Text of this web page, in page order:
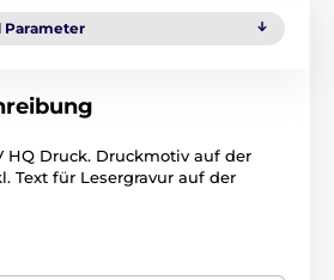
Parameter
HQ Druck. Druckmotiv auf der
Text für Lesergravur auf der